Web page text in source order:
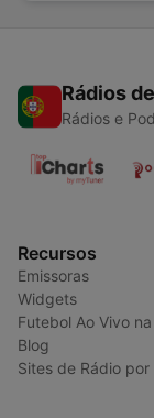
Rádios
Rádios e
Recursos
Emissoras
Widgets
Futebol Ao Vivo
Blog
Sites de Rádio por